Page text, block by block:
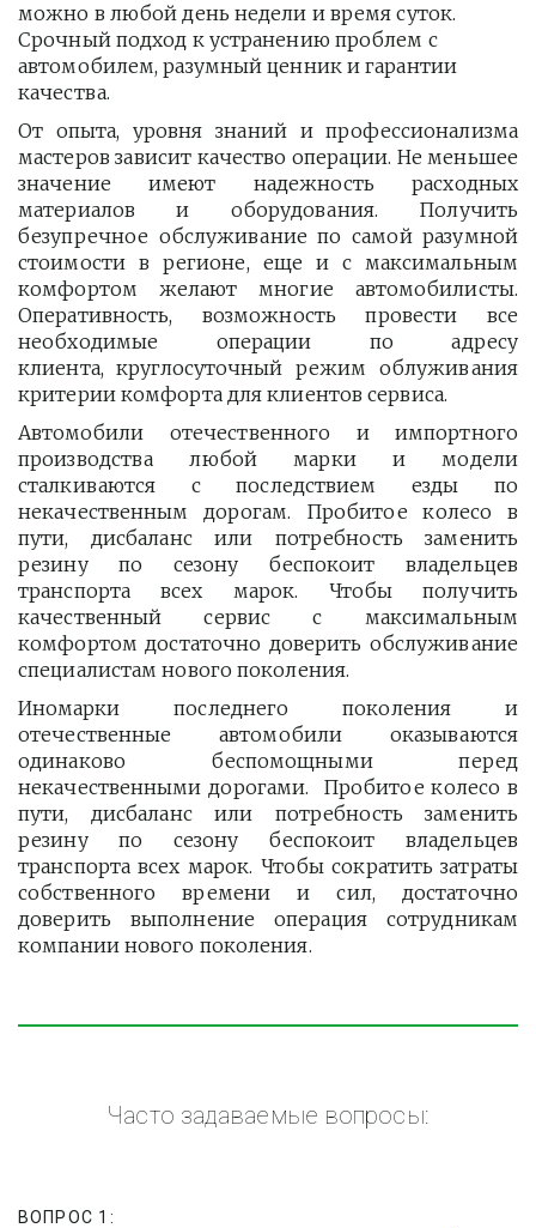
можно в любой день недели и время суток.
Срочный подход к устранению проблем с
автомобилем, разумный ценник и гарантии
качества.
От опыта, уровня знаний и профессионализма
мастеров зависит качество операции. Не меньшее
значение имеют надежность расходных
материалов и оборудования. Получить
безупречное обслуживание по самой разумной
стоимости в регионе, еще и с максимальным
комфортом желают многие автомобилисты.
Оперативность, возможность провести все
необходимые операции по адресу
клиента, круглосуточный режим облуживания
критерии комфорта для клиентов сервиса.
Автомобили отечественного и импортного
производства любой марки и модели
сталкиваются с последствием езды по
некачественным дорогам. Пробитое колесо в
пути, дисбаланс или потребность заменить
резину по сезону беспокоит владельцев
транспорта всех марок. Чтобы получить
качественный сервис с максимальным
комфортом достаточно доверить обслуживание
специалистам нового поколения.
Иномарки последнего поколения и
отечественные автомобили оказываются
одинаково беспомощными перед
некачественными дорогами. Пробитое колесо в
пути, дисбаланс или потребность заменить
резину по сезону беспокоит владельцев
транспорта всех марок. Чтобы сократить затраты
собственного времени и сил, достаточно
доверить выполнение операция сотрудникам
компании нового поколения.
Часто задаваемые вопросы:
ВОПРОС 1: